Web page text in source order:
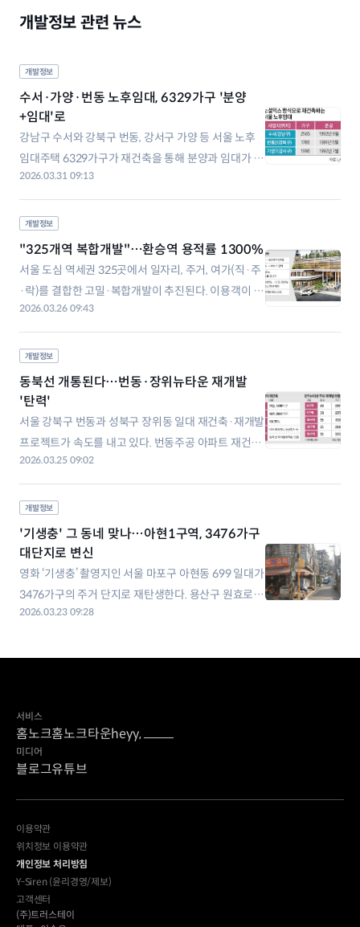
개발정보 관련 뉴스
개발정보
수서·가양·번동 노후임대, 6329가구 '분양
+임대'로
강남구 수서와 강북구 번동, 강서구 가양 등 서울 노후
임대주택 6329가구가 재건축을 통해 분양과 임대가 섞
인 혼합단지로 탈바꿈한다. 전체적으로 임대주택을 유
지하면서 분양이 추가돼 주택 공급 효과까지 기대할 수
있다. 국토교통부와 LH(한국토지주택공사)는 혼합단
지 방식 재건축을 다른 노후 임대주택 정비에도 도입할
계획이다. 30일 국토부 등에 따르면 LH
2026.03.31 09:13
개발정보
"325개역 복합개발"…환승역 용적률 1300%
서울 도심 역세권 325곳에서 일자리, 주거, 여가(직·주
·락)를 결합한 고밀·복합개발이 추진된다. 이용객이 많
은 환승역은 최고 1300%까지 용적률을 높이고, 사업
성이 낮은 외곽 지역은 공공기여 비중을 낮춰 사업성을
개선한다. 택지가 부족한 서울에서 역세권 고밀개발은
주택 공급을 위한 핵심 수단이다. 서울시는 25일 이 같
은 내용을 담은 ‘서울 역세권 직
2026.03.26 09:43
개발정보
동북선 개통된다…번동·장위뉴타운 재개발
'탄력'
서울 강북구 번동과 성북구 장위동 일대 재건축·재개발
프로젝트가 속도를 내고 있다. 번동주공 아파트 재건축
이 시동을 걸었고, ‘반쪽짜리’에 그치던 장위뉴타운 재
개발도 점점 ‘완성체’를 향해 가고 있다. 북서울꿈의숲
이 가까워 주거 환경이 쾌적한 데다 경전철 동북선 호재
도 품고 있어 관심을 끈다. ◇번동주공1, 2084가구로 2
4일 정비업계에 따르면 강북구는
2026.03.25 09:02
개발정보
'기생충' 그 동네 맞나…아현1구역, 3476가구
대단지로 변신
영화 ‘기생충’ 촬영지인 서울 마포구 아현동 699 일대가
3476가구의 주거 단지로 재탄생한다. 용산구 원효로1
가에는 최고 40층, 2743가구가 들어선다. 서울시는 지
택정비형 공공재개발사업 정비계획 결정 및 정비구역
2026.03.23 09:28
서비스
홈노크홈노크타운heyy,
미디어
블로그유튜브
이용약관
위치정보 이용약관
개인정보 처리방침
Y-Siren (윤리경영/제보)
고객센터
(주)트러스테이